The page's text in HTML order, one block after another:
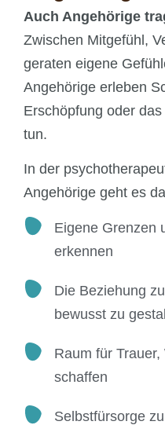
Auch Angehörige
Zwischen Mitgefühl,
geraten eigene
Angehörige erleben
Erschöpfung oder
tun.
In der
Angehörige geht es
Eigene Grenzen
erkennen
Die Beziehung
bewusst zu
Raum für
schaffen
Selbstfürsorge